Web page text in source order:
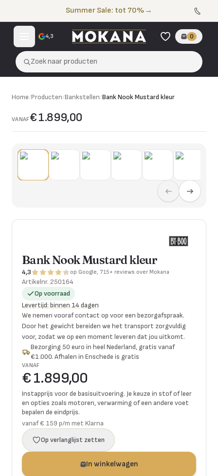
Summer Sale: tot 70% →
4,3 0
Zoek naar producten
Home/Producten/Bankstellen/Bank Nook Mustard kleur
VANAF€ 1.899,00
Bank Nook Mustard kleur
4,3 op Google, 715+ reviews over Mokana
Artikelnr. 250164
Op voorraad
Levertijd: binnen 14 dagen
We nemen vooraf contact op voor een bezorgafspraak.
Door het gewicht bereiden we het transport zorgvuldig
voor, zodat we op een moment leveren dat jou uitkomt.
Bezorging 50 euro in heel Nederland, gratis vanaf
€1.000. Afhalen in Enschede is gratis
VANAF
€ 1.899,00
Instapprijs voor de basisuitvoering. Je keuze in stof of leer
en opties zoals motoren, verwarming of een andere voet
bepalen de eindprijs.
vanaf € 159 p/m met Klarna
Op verlanglijst zetten
In winkelwagen